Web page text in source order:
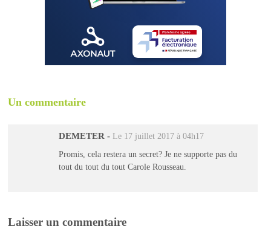
Un commentaire
DEMETER - Le 17 juillet 2017 à 04h17
Promis, cela restera un secret? Je ne supporte pas du
tout du tout du tout Carole Rousseau.
Laisser un commentaire